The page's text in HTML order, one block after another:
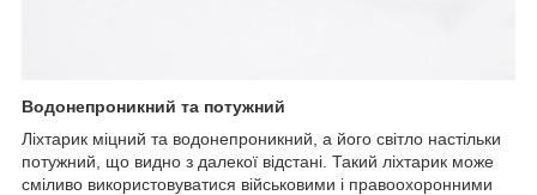
Водонепроникний та потужний
Ліхтарик міцний та водонепроникний, а його світло настільки
потужний, що видно з далекої відстані. Такий ліхтарик може
сміливо використовуватися військовими і правоохоронними